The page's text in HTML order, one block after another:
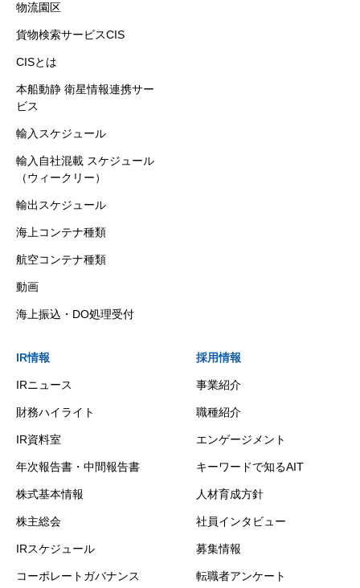
物流園区
貨物検索サービスCIS
CISとは
本船動静 衛星情報連携サー
ビス
輸入スケジュール
輸入自社混載 スケジュール
（ウィークリー）
輸出スケジュール
海上コンテナ種類
航空コンテナ種類
動画
海上振込・DO処理受付
IR情報
IRニュース
財務ハイライト
IR資料室
年次報告書・中間報告書
株式基本情報
株主総会
IRスケジュール
コーポレートガバナンス
採用情報
事業紹介
職種紹介
エンゲージメント
キーワードで知るAIT
人材育成方針
社員インタビュー
募集情報
転職者アンケート